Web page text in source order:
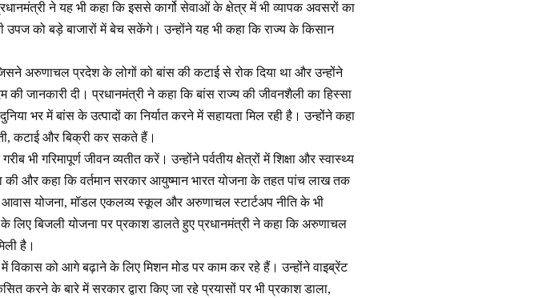
ने यह भी कहा कि इससे कार्गो सेवाओं के क्षेत्र में भी व्यापक अवसरों का
को बड़े बाजारों में बेच सकेंगे। उन्होंने यह भी कहा कि राज्य के किसान
अरुणाचल प्रदेश के लोगों को बांस की कटाई से रोक दिया था और उन्होंने
जानकारी दी। प्रधानमंत्री ने कहा कि बांस राज्य की जीवनशैली का हिस्सा
भर में बांस के उत्पादों का निर्यात करने में सहायता मिल रही है। उन्होंने कहा
कटाई और बिक्री कर सकते हैं।
भी गरिमापूर्ण जीवन व्यतीत करें। उन्होंने पर्वतीय क्षेत्रों में शिक्षा और स्वास्थ्य
और कहा कि वर्तमान सरकार आयुष्मान भारत योजना के तहत पांच लाख तक
आवास योजना, मॉडल एकलव्य स्कूल और अरुणाचल स्टार्टअप नीति के भी
लिए बिजली योजना पर प्रकाश डालते हुए प्रधानमंत्री ने कहा कि अरुणाचल
है।
विकास को आगे बढ़ाने के लिए मिशन मोड पर काम कर रहे हैं। उन्होंने वाइब्रेंट
करने के बारे में सरकार द्वारा किए जा रहे प्रयासों पर भी प्रकाश डाला,